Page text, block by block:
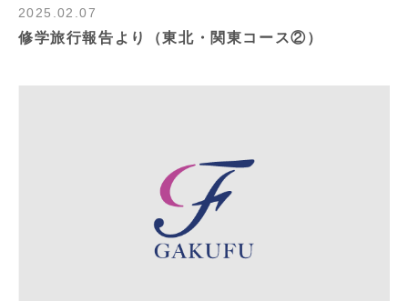
2025.02.07
修学旅行報告より（東北・関東コース②）